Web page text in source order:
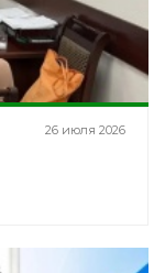
26 июля 2026